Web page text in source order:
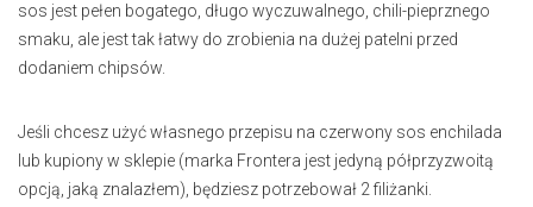
sos jest pełen bogatego, długo wyczuwalnego, chili-pieprznego
smaku, ale jest tak łatwy do zrobienia na dużej patelni przed
dodaniem chipsów.
Jeśli chcesz użyć własnego przepisu na czerwony sos enchilada
lub kupiony w sklepie (marka Frontera jest jedyną półprzyzwoitą
opcją, jaką znalazłem), będziesz potrzebował 2 filiżanki.